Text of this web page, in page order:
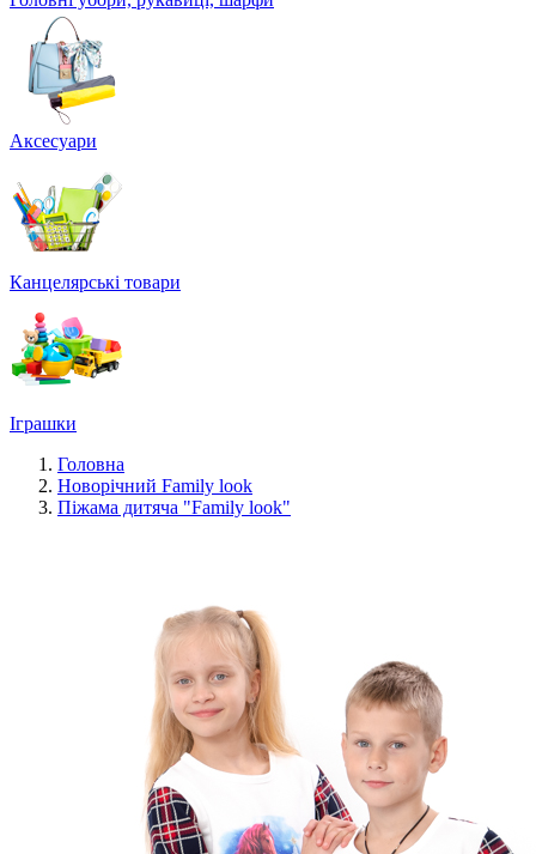
Аксесуари
Канцелярські товари
Іграшки
Головна
Новорічний Family look
Піжама дитяча "Family look"